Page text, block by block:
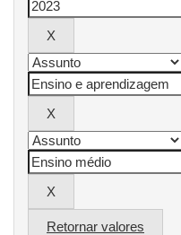
Retornar valores